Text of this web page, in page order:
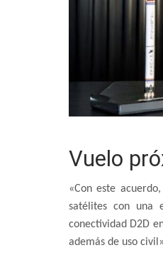
Vuelo
«Con este
satélites con una
conectividad D2D
además de uso